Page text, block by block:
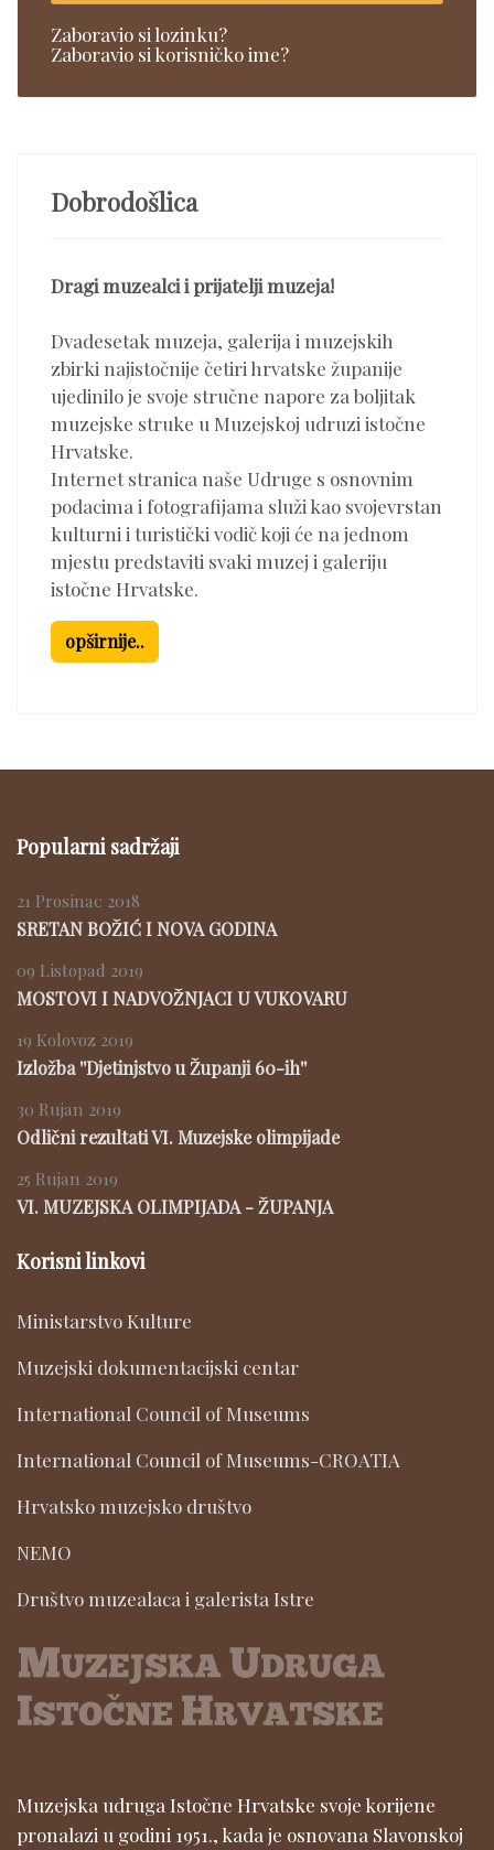
Zaboravio si lozinku?
Zaboravio si korisničko ime?
Dobrodošlica
Dragi muzealci i prijatelji muzeja!
Dvadesetak muzeja, galerija i muzejskih
zbirki najistočnije četiri hrvatske županije
ujedinilo je svoje stručne napore za boljitak
muzejske struke u Muzejskoj udruzi istočne
Hrvatske.
Internet stranica naše Udruge s osnovnim
podacima i fotografijama služi kao svojevrstan
kulturni i turistički vodič koji će na jednom
mjestu predstaviti svaki muzej i galeriju
istočne Hrvatske.
opširnije..
Popularni sadržaji
21 Prosinac 2018
SRETAN BOŽIĆ I NOVA GODINA
09 Listopad 2019
MOSTOVI I NADVOŽNJACI U VUKOVARU
19 Kolovoz 2019
Izložba ''Djetinjstvo u Županji 60-ih''
30 Rujan 2019
Odlični rezultati VI. Muzejske olimpijade
25 Rujan 2019
VI. MUZEJSKA OLIMPIJADA - ŽUPANJA
Korisni linkovi
Ministarstvo Kulture
Muzejski dokumentacijski centar
International Council of Museums
International Council of Museums-CROATIA
Hrvatsko muzejsko društvo
NEMO
Društvo muzealaca i galerista Istre
Muzejska udruga Istočne Hrvatske svoje korijene
pronalazi u godini 1951., kada je osnovana Slavonskoj